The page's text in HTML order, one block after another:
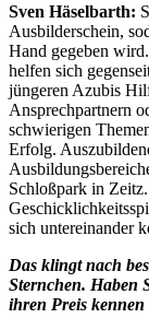
Sven Häselbarth:
Ausbilderschein,
Hand gegeben
helfen sich
jüngeren Azubis
Ansprechpartnern
schwierigen
Erfolg.
Schloßpark in
sich untereinander
Das klingt nach
Sternchen. Haben
ihren Preis